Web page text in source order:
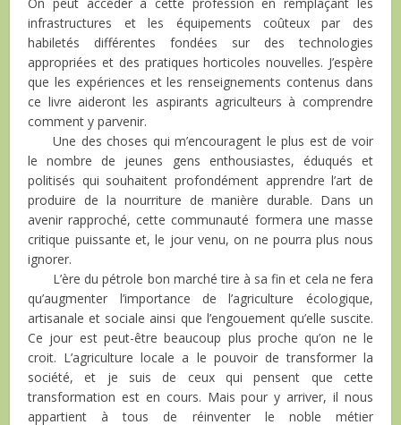
infrastructures et les équipements coûteux par des
habiletés différentes fondées sur des technologies
appropriées et des pratiques horticoles nouvelles. J’espère
que les expériences et les renseignements contenus dans
ce livre aideront les aspirants agriculteurs à comprendre
comment y parvenir.
Une des choses qui m’encouragent le plus est de voir
le nombre de jeunes gens enthousiastes, éduqués et
politisés qui souhaitent profondément apprendre l’art de
produire de la nourriture de manière durable. Dans un
avenir rapproché, cette communauté formera une masse
critique puissante et, le jour venu, on ne pourra plus nous
ignorer.
L’ère du pétrole bon marché tire à sa fin et cela ne fera
qu’augmenter l’importance de l’agriculture écologique,
artisanale et sociale ainsi que l’engouement qu’elle suscite.
Ce jour est peut-être beaucoup plus proche qu’on ne le
croit. L’agriculture locale a le pouvoir de transformer la
société, et je suis de ceux qui pensent que cette
transformation est en cours. Mais pour y arriver, il nous
appartient à tous de réinventer le noble métier